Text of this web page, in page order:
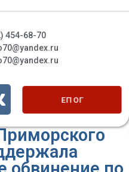
454-68-70
ЕП ОГ